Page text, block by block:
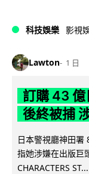
科技娛樂 影視
Lawton 1 日
訂購 43 億
後終被捕
日本警視廳神田署
指她涉嫌在出版巨
CHARACTERS ST...